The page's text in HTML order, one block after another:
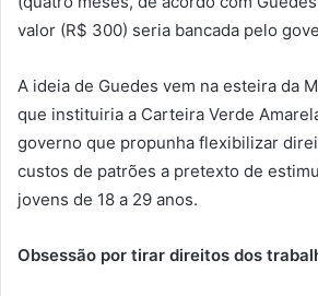
valor (R$ 300) seria bancada pelo
A ideia de Guedes vem na esteira da
que instituiria a Carteira Verde
governo que propunha flexibilizar
custos de patrões a pretexto de
jovens de 18 a 29 anos.
Obsessão por tirar direitos dos